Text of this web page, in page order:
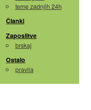
teme zadnjih 24h
Članki
Zaposlitve
brskaj
Ostalo
pravila